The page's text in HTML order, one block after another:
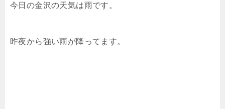
今日の金沢の天気は雨です。
昨夜から強い雨が降ってます。